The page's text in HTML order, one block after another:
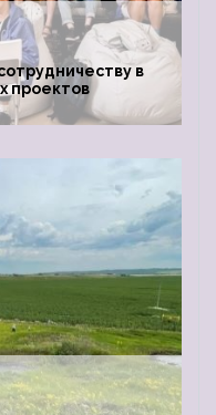
в
проектов